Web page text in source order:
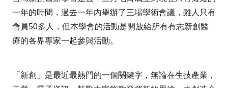
一年的時間，過去一年內舉辦了三場學術會議，雖人只有
會員50多人，但本學會的活動是開放給所有有志新創醫
療的各界專家一起參與活動。
「新創」是最近最熱門的一個關鍵字，無論在生技產業，